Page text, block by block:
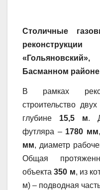
Столичные
Басманном
В рамках
строительство
глубине 15,5 м.
футляра – 1780 мм
мм, диаметр
Общая
объекта350 м, из
м) – подводная